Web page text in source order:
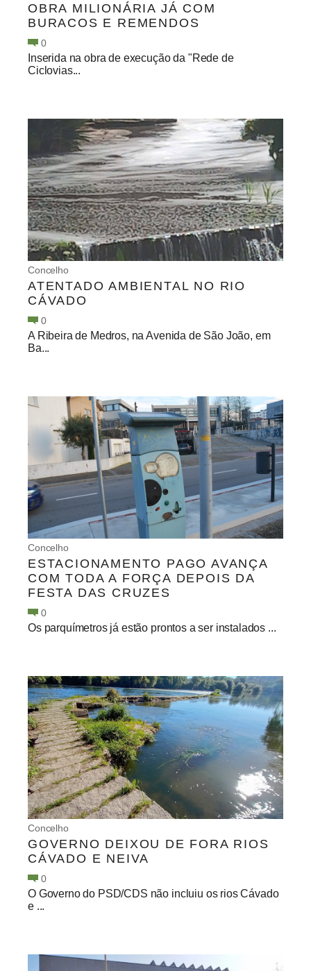
OBRA MILIONÁRIA JÁ COM
BURACOS E REMENDOS
0
Inserida na obra de execução da "Rede de
Ciclovias...
Concelho
ATENTADO AMBIENTAL NO RIO
CÁVADO
0
A Ribeira de Medros, na Avenida de São João, em
Ba...
Concelho
ESTACIONAMENTO PAGO AVANÇA
COM TODA A FORÇA DEPOIS DA
FESTA DAS CRUZES
0
Os parquímetros já estão prontos a ser instalados ...
Concelho
GOVERNO DEIXOU DE FORA RIOS
CÁVADO E NEIVA
0
O Governo do PSD/CDS não incluiu os rios Cávado
e ...